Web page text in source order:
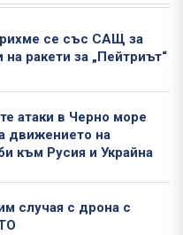
се със САЩ за
ракети за „Пейтриът“
атаки в Черно море
движението на
към Русия и Украйна
случая с дрона с